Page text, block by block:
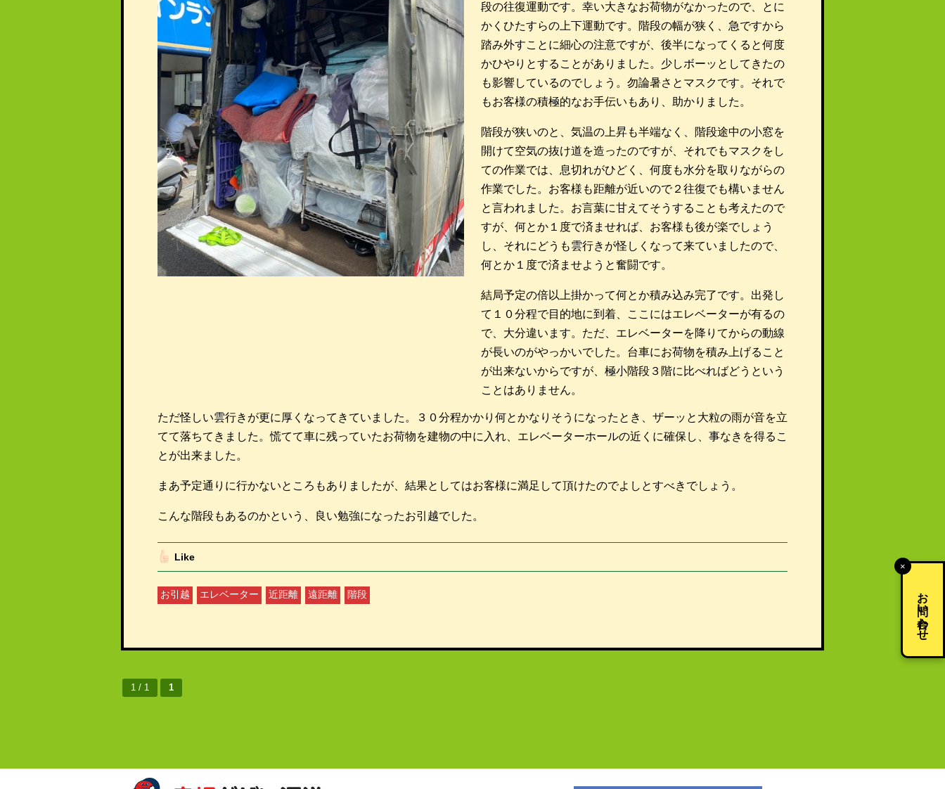
段の往復運動です。幸い大きなお荷物がなかったので、とに
かくひたすらの上下運動です。階段の幅が狭く、急ですから
踏み外すことに細心の注意ですが、後半になってくると何度
かひやりとすることがありました。少しボーッとしてきたの
も影響しているのでしょう。勿論暑さとマスクです。それで
もお客様の積極的なお手伝いもあり、助かりました。
階段が狭いのと、気温の上昇も半端なく、階段途中の小窓を
開けて空気の抜け道を造ったのですが、それでもマスクをし
ての作業では、息切れがひどく、何度も水分を取りながらの
作業でした。お客様も距離が近いので２往復でも構いません
と言われました。お言葉に甘えてそうすることも考えたので
すが、何とか１度で済ませれば、お客様も後が楽でしょう
し、それにどうも雲行きが怪しくなって来ていましたので、
何とか１度で済ませようと奮闘です。
結局予定の倍以上掛かって何とか積み込み完了です。出発し
て１０分程で目的地に到着、ここにはエレベーターが有るの
で、大分違います。ただ、エレベーターを降りてからの動線
が長いのがやっかいでした。台車にお荷物を積み上げること
が出来ないからですが、極小階段３階に比べればどうという
ことはありません。
ただ怪しい雲行きが更に厚くなってきていました。３０分程かかり何とかなりそうになったとき、ザーッと大粒の雨が音を立
てて落ちてきました。慌てて車に残っていたお荷物を建物の中に入れ、エレベーターホールの近くに確保し、事なきを得るこ
とが出来ました。
まあ予定通りに行かないところもありましたが、結果としてはお客様に満足して頂けたのでよしとすべきでしょう。
こんな階段もあるのかという、良い勉強になったお引越でした。
Like
お引越 エレベーター 近距離 遠距離 階段
1 / 1 1
お問い合わせ
×